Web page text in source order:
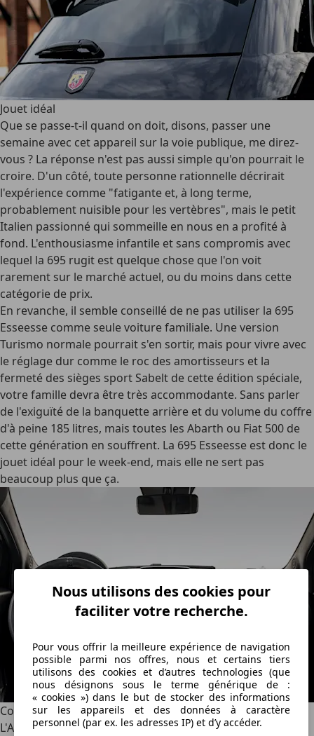
Jouet idéal
Que se passe-t-il quand on doit, disons, passer une
semaine avec cet appareil sur la voie publique, me direz-
vous ? La réponse n'est pas aussi simple qu'on pourrait le
croire. D'un côté, toute personne rationnelle décrirait
l'expérience comme "fatigante et, à long terme,
probablement nuisible pour les vertèbres", mais le petit
Italien passionné qui sommeille en nous en a profité à
fond. L'enthousiasme infantile et sans compromis avec
lequel la 695 rugit est quelque chose que l'on voit
rarement sur le marché actuel, ou du moins dans cette
catégorie de prix.
En revanche, il semble conseillé de ne pas utiliser la 695
Esseesse comme seule voiture familiale. Une version
Turismo normale pourrait s'en sortir, mais pour vivre avec
le réglage dur comme le roc des amortisseurs et la
fermeté des sièges sport Sabelt de cette édition spéciale,
votre famille devra être très accommodante. Sans parler
de l'exiguïté de la banquette arrière et du volume du coffre
d'à peine 185 litres, mais toutes les Abarth ou Fiat 500 de
cette génération en souffrent. La 695 Esseesse est donc le
jouet idéal pour le week-end, mais elle ne sert pas
beaucoup plus que ça.
Conclusion
L'Abarth 695 Esseesse semble être l'ultime représentante
Nous utilisons des cookies pour
faciliter votre recherche.
Pour vous offrir la meilleure expérience de navigation
possible parmi nos offres, nous et certains tiers
utilisons des cookies et d’autres technologies (que
nous désignons sous le terme générique de :
« cookies ») dans le but de stocker des informations
sur les appareils et des données à caractère
personnel (par ex. les adresses IP) et d’y accéder.